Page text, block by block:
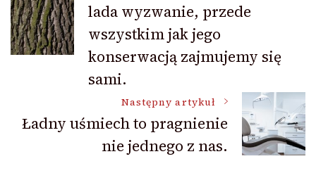
wpisulada wyzwanie, przede
wszystkim jak jego
konserwacją zajmujemy się
sami.
Następny artykuł
Ładny uśmiech to pragnienie
nie jednego z nas.